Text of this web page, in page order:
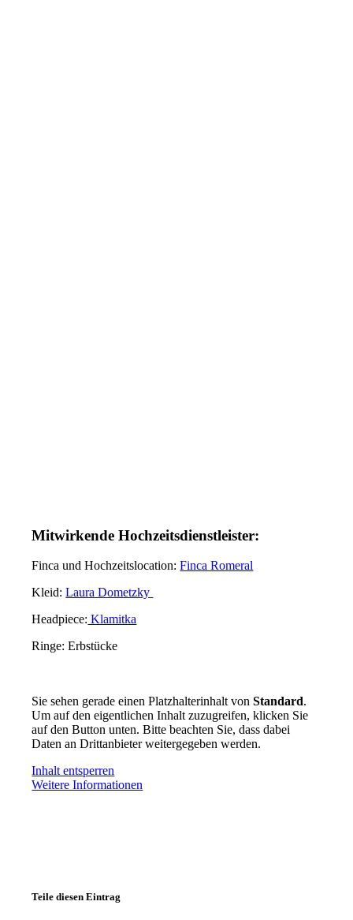
Mitwirkende Hochzeitsdienstleister:
Finca und Hochzeitslocation:Finca Romeral
Kleid:Laura Dometzky
Headpiece: Klamitka
Ringe: Erbstücke
Sie sehen gerade einen Platzhalterinhalt vonStandard.
Um auf den eigentlichen Inhalt zuzugreifen, klicken Sie
auf den Button unten. Bitte beachten Sie, dass dabei
Daten an Drittanbieter weitergegeben werden.
Inhalt entsperren
Weitere Informationen
Teile diesen Eintrag